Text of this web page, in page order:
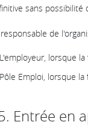
sans possibilité
de
L'employeur, lorsque
Pôle Emploi, lorsque
Entrée en